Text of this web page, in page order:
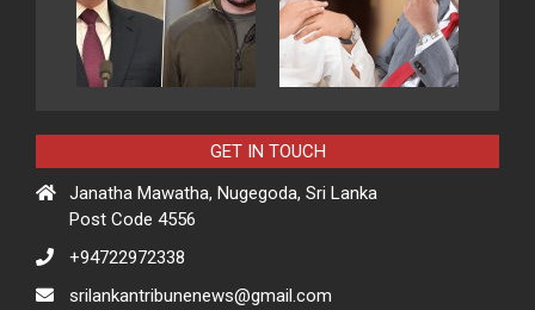
GET IN TOUCH
Janatha Mawatha, Nugegoda, Sri Lanka
Post Code 4556
+94722972338
srilankantribunenews@gmail.com